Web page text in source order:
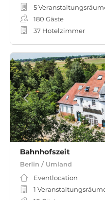
5
180 Gäste
37 Hotelzimmer
Bahnhofszeit
Berlin / Umland
Eventlocation
1